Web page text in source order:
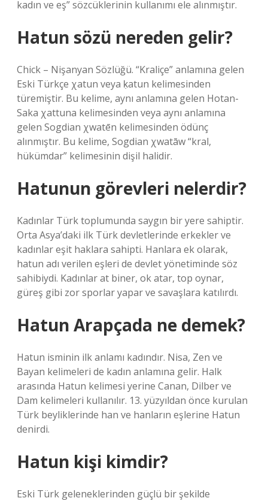
kadın ve eş” sözcüklerinin kullanımı ele alınmıştır.
Hatun sözü nereden gelir?
Chick – Nişanyan Sözlüğü. “Kraliçe” anlamına gelen
Eski Türkçe χatun veya ḳatun kelimesinden
türemiştir. Bu kelime, aynı anlamına gelen Hotan-
Saka χattuna kelimesinden veya aynı anlamına
gelen Sogdian χwatēn kelimesinden ödünç
alınmıştır. Bu kelime, Sogdian χwatāw “kral,
hükümdar” kelimesinin dişil halidir.
Hatunun görevleri nelerdir?
Kadınlar Türk toplumunda saygın bir yere sahiptir.
Orta Asya’daki ilk Türk devletlerinde erkekler ve
kadınlar eşit haklara sahipti. Hanlara ek olarak,
hatun adı verilen eşleri de devlet yönetiminde söz
sahibiydi. Kadınlar at biner, ok atar, top oynar,
güreş gibi zor sporlar yapar ve savaşlara katılırdı.
Hatun Arapçada ne demek?
Hatun isminin ilk anlamı kadındır. Nisa, Zen ve
Bayan kelimeleri de kadın anlamına gelir. Halk
arasında Hatun kelimesi yerine Canan, Dilber ve
Dam kelimeleri kullanılır. 13. yüzyıldan önce kurulan
Türk beyliklerinde han ve hanların eşlerine Hatun
denirdi.
Hatun kişi kimdir?
Eski Türk geleneklerinden güçlü bir şekilde